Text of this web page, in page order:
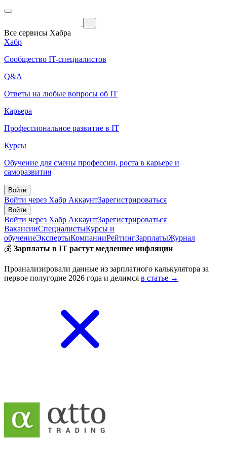
Все сервисы Хабра
Хабр
Сообщество IT-специалистов
Q&A
Ответы на любые вопросы об IT
Карьера
Профессиональное развитие в IT
Курсы
Обучение для смены профессии, роста в карьере и
саморазвития
Войти
Войти через Хабр АккаунтЗарегистрироваться
Войти
Войти через Хабр АккаунтЗарегистрироваться
ВакансииСпециалистыКурсы и
обучениеЭкспертыКомпанииРейтингЗарплатыЖурнал
💰 Зарплаты в IT растут медленнее инфляции
Проанализировали данные из зарплатного калькулятора за
первое полугодие 2026 года и делимся в статье →